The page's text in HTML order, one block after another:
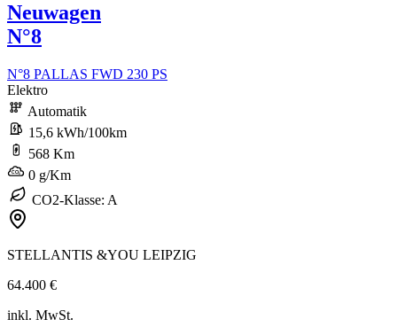
Neuwagen
N°8
N°8 PALLAS FWD 230 PS
Elektro
Automatik
15,6 kWh/100km
568 Km
0 g/Km
CO2-Klasse: A
STELLANTIS &YOU LEIPZIG
64.400 €
inkl. MwSt.